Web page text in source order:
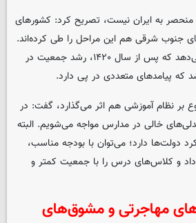
منحصر به ایران نیست، تصریح کرد: کشورهای
جنوب شرقی هم این مراحل را طی کرده‌اند.
پیش بینی‌های ما نشان می‌دهد که پس از سال ۱۴۲۰، رشد جمعیت در
که پیامدهای متعددی در پی دارد.
بر نظام آموزشی هم اثر می‌گذارد، گفت: در
خالی در مدارس مواجه می‌شویم. البته
دولت‌ها دارد؛ می‌توان با بودجه مناسب،
و کلاس‌های درس را با جمعیت کمتر و
مهاجرتی و مشوق‌های